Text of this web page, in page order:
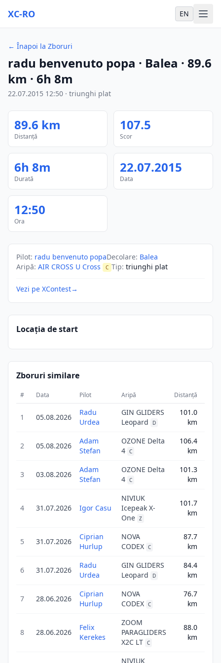
XC-RO EN
← Înapoi la Zboruri
radu benvenuto popa · Balea · 89.6
km · 6h 8m
22.07.2015 12:50 · triunghi plat
89.6 km
Distanță
107.5
Scor
6h 8m
Durată
22.07.2015
Data
12:50
Ora
Pilot: radu benvenuto popaDecolare: Balea
Aripă: AIR CROSS U Cross C Tip: triunghi plat
Vezi pe XContest→
Locația de start
Zboruri similare
# Data Pilot Aripă Distanță
1 05.08.2026
Radu
Urdea
GIN GLIDERS
Leopard
D
101.0
km
2 05.08.2026
Adam
Stefan
OZONE Delta
4 C
106.4
km
3 03.08.2026
Adam
Stefan
OZONE Delta
4 C
101.3
km
4 31.07.2026 Igor Casu
NIVIUK
Icepeak X-
One Z
101.7
km
5 31.07.2026
Ciprian
Hurlup
NOVA
CODEX C
87.7
km
6 31.07.2026
Radu
Urdea
GIN GLIDERS
Leopard
D
84.4
km
7 28.06.2026
Ciprian
Hurlup
NOVA
CODEX C
76.7
km
8 28.06.2026
Felix
Kerekes
ZOOM
PARAGLIDERS
X2C LT C
88.0
km
NIVIUK